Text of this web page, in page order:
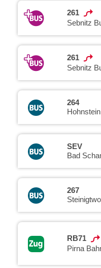
261
Sebnitz
261
Sebnitz
264
SEV
Bad
267
RB71
Pirna